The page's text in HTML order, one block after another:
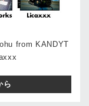
from KANDYT
ら